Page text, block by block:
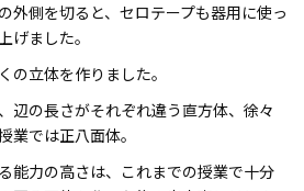
外側を切ると、セロテープも器用に使っ
げました。
の立体を作りました。
辺の長さがそれぞれ違う直方体、徐々
業では正八面体。
能力の高さは、これまでの授業で十分